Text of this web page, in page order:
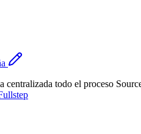
todo el proceso